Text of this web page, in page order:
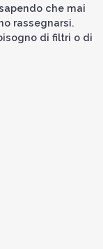
che mai
rassegnarsi.
di filtri o di